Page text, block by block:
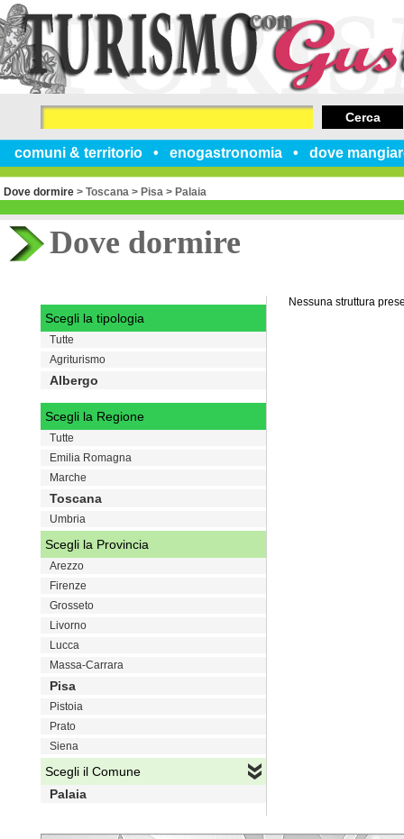
comuni & territorio enogastronomia dove
Cerca
Dove dormire > Toscana > Pisa > Palaia
Dove dormire
Nessuna struttura
Scegli la tipologia
Tutte
Agriturismo
Albergo
Scegli la Regione
Tutte
Emilia Romagna
Marche
Toscana
Umbria
Scegli la Provincia
Arezzo
Firenze
Grosseto
Livorno
Lucca
Massa-Carrara
Pisa
Pistoia
Prato
Siena
Scegli il Comune
Palaia